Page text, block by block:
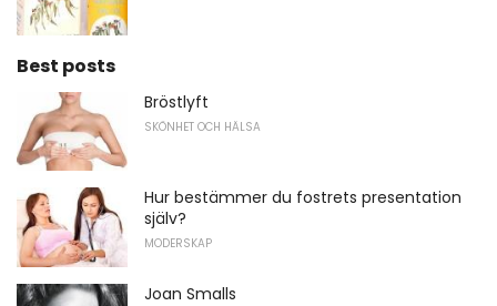
Best posts
Bröstlyft
SKÖNHET OCH HÄLSA
Hur bestämmer du fostrets presentation
själv?
MODERSKAP
Joan Smalls